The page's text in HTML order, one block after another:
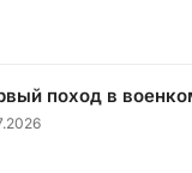
поход в